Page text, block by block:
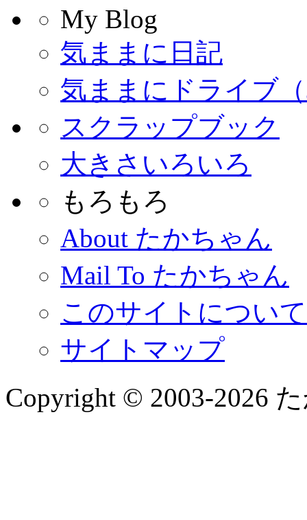
My Blog
気ままに日記
気ままにドライブ
スクラップブック
大きさいろいろ
もろもろ
About たかちゃん
Mail To たかちゃん
このサイトについて
サイトマップ
Copyright © 2003-2026